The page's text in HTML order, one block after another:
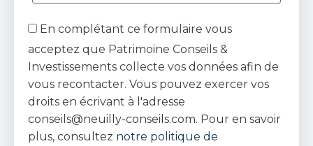
En complétant ce formulaire vous
acceptez que Patrimoine Conseils &
Investissements collecte vos données afin de
vous recontacter. Vous pouvez exercer vos
droits en écrivant à l'adresse
conseils@neuilly-conseils.com. Pour en savoir
plus, consultez notre politique de